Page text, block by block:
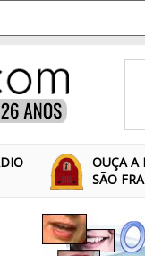
OUÇA A
SÃO